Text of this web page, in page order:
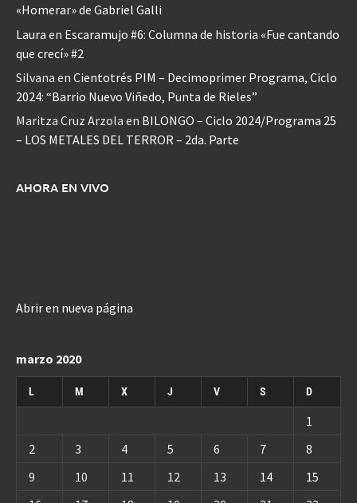
«Homerar» de Gabriel Galli
Laura en Escaramujo #6: Columna de historia «Fue cantando
que crecí» #2
Silvana en Cientotrés PIM – Decimoprimer Programa, Ciclo
2024: “Barrio Nuevo Viñedo, Punta de Rieles”
Maritza Cruz Arzola en BILONGO – Ciclo 2024/Programa 25
– LOS METALES DEL TERROR – 2da. Parte
AHORA EN VIVO
Abrir en nueva página
marzo 2020
L M X J V S D
1
2
3 4 5 6 7
8
9
10 11 12 13 14
15